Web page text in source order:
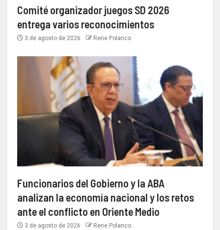
Comité organizador juegos SD 2026
entrega varios reconocimientos
3 de agosto de 2026 Rene Polanco
Funcionarios del Gobierno y la ABA
analizan la economía nacional y los retos
ante el conflicto en Oriente Medio
3 de agosto de 2026 Rene Polanco